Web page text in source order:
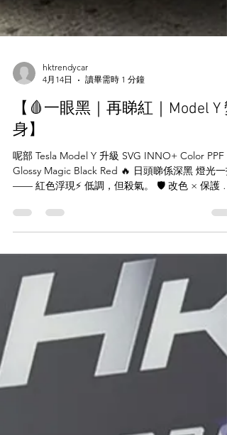
4月14日
讀畢需時 1 分鐘
【🩸一眼黑｜再睇紅｜Model Y
身】
呢部 Tesla Model Y 升級 SVG INNO+ Color PPF
—— 紅色浮現⚡ 低調，但殺氣。 🛡️ 改色 × 保護 一
次到位 ✔️ 幻變黑紅效果 ✔️ 高光澤鏡面質感 ✔️ 防
防石擊 ✔️ 自修復塗層 一架車，兩種性格。 🚘愛
TESLA MODEL Y 🇯🇵用料 / SVG INNO+ Color
PPF — Glossy Magic Black Red 💰價格 / HKD